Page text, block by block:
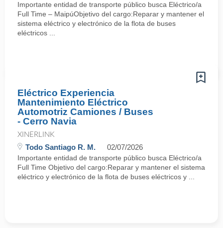
Importante entidad de transporte público busca Eléctrico/a
Full Time – MaipúObjetivo del cargo:Reparar y mantener el
sistema eléctrico y electrónico de la flota de buses
eléctricos ...
Eléctrico Experiencia
Mantenimiento Eléctrico
Automotriz Camiones / Buses
- Cerro Navia
XINERLINK
Todo Santiago R. M. 02/07/2026
Importante entidad de transporte público busca Eléctrico/a
Full Time Objetivo del cargo:Reparar y mantener el sistema
eléctrico y electrónico de la flota de buses eléctricos y ...